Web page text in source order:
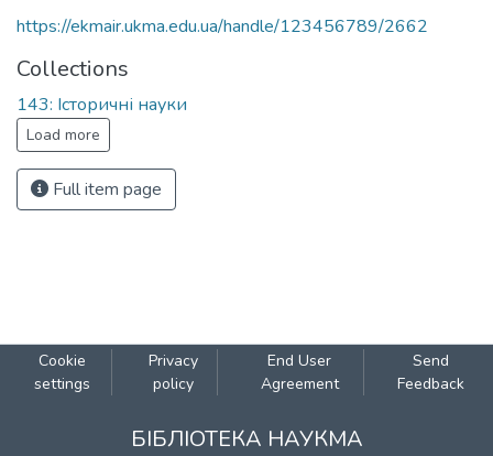
https://ekmair.ukma.edu.ua/handle/123456789/2662
Collections
143: Історичні науки
Load more
Full item page
Cookie
settings
Privacy
policy
End User
Agreement
Send
Feedback
БІБЛІОТЕКА НАУКМА